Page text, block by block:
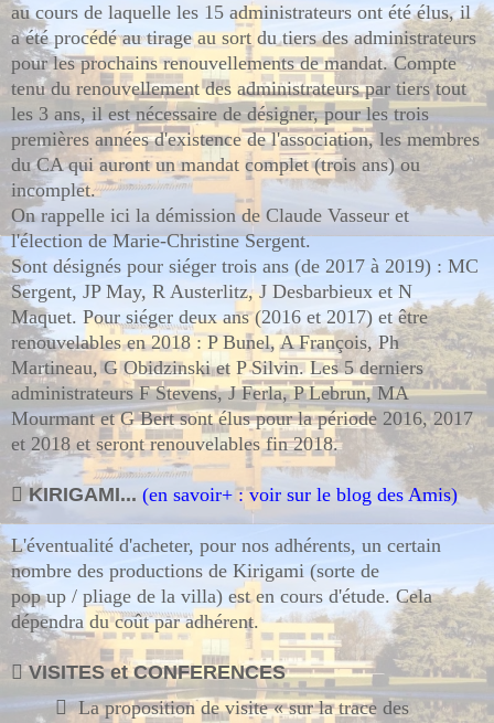
au cours de laquelle les 15 administrateurs ont été élus, il
a été procédé au tirage au sort du tiers des administrateurs
pour les prochains renouvellements de mandat. Compte
tenu du renouvellement des administrateurs par tiers tout
les 3 ans, il est nécessaire de désigner, pour les trois
premières années d'existence de l'association, les membres
du CA qui auront un mandat complet (trois ans) ou
incomplet.
On rappelle ici la démission de Claude Vasseur et
l'élection de Marie-Christine Sergent.
Sont désignés pour siéger trois ans (de 2017 à 2019) : MC
Sergent, JP May, R Austerlitz, J Desbarbieux et N
Maquet. Pour siéger deux ans (2016 et 2017) et être
renouvelables en 2018 : P Bunel, A François, Ph
Martineau, G Obidzinski et P Silvin. Les 5 derniers
administrateurs F Stevens, J Ferla, P Lebrun, MA
Mourmant et G Bert sont élus pour la période 2016, 2017
et 2018 et seront renouvelables fin 2018.
KIRIGAMI... (en savoir+ : voir sur le blog des Amis)
L'éventualité d'acheter, pour nos adhérents, un certain
nombre des productions de Kirigami (sorte de
pop up / pliage de la villa) est en cours d'étude. Cela
dépendra du coût par adhérent.
VISITES et CONFERENCES
La proposition de visite « sur la trace des